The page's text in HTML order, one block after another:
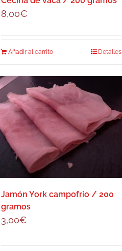
8,00€
Añadir al carrito Detalles
Jamón York campofrio / 200
gramos
3,00€